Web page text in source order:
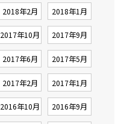
2018年2月 2018年1月
2017年10月 2017年9月
2017年6月 2017年5月
2017年2月 2017年1月
2016年10月 2016年9月